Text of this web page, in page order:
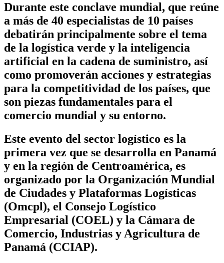
Durante este conclave mundial, que reúne
a más de 40 especialistas de 10 países
debatirán principalmente sobre el tema
de la logística verde y la inteligencia
artificial en la cadena de suministro, así
como promoverán acciones y estrategias
para la competitividad de los países, que
son piezas fundamentales para el
comercio mundial y su entorno.
Este evento del sector logístico es la
primera vez que se desarrolla en Panamá
y en la región de Centroamérica, es
organizado por la Organización Mundial
de Ciudades y Plataformas Logísticas
(Omcpl), el Consejo Logístico
Empresarial (COEL) y la Cámara de
Comercio, Industrias y Agricultura de
Panamá (CCIAP).